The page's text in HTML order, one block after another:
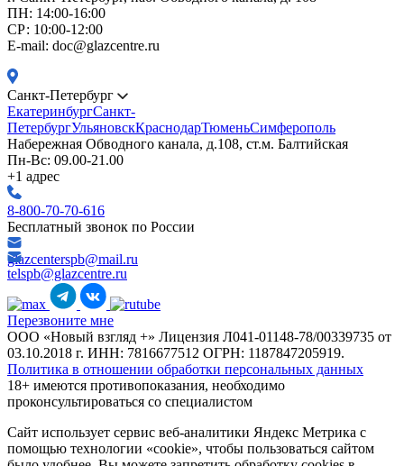
ПН: 14:00-16:00
CР: 10:00-12:00
E-mail: doc@glazcentre.ru
Санкт-Петербург
ЕкатеринбургСанкт-
ПетербургУльяновскКраснодарТюменьСимферополь
Набережная Обводного канала, д.108, ст.м. Балтийская
Пн-Вс: 09.00-21.00
+1 адрес
8-800-70-70-616
Бесплатный звонок по России
glazcenterspb@mail.ru
telspb@glazcentre.ru
Перезвоните мне
ООО «Новый взгляд +» Лицензия Л041-01148-78/00339735 от
03.10.2018 г. ИНН: 7816677512 ОГРН: 1187847205919.
Политика в отношении обработки персональных данных
18+ имеются противопоказания, необходимо
проконсультироваться со специалистом
Сайт использует сервис веб-аналитики Яндекс Метрика с
помощью технологии «cookie», чтобы пользоваться сайтом